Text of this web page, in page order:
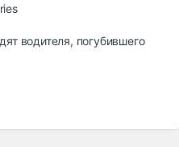
водителя, погубившего